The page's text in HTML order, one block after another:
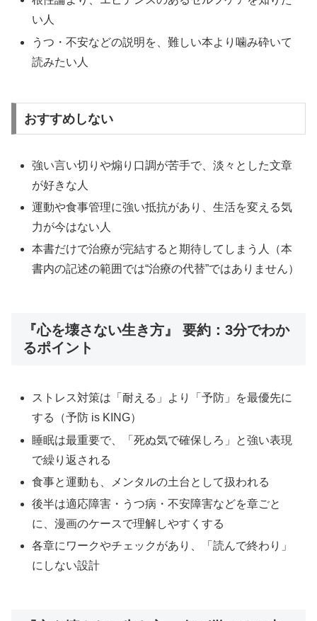
い人
うつ・不安などの説明を、難しい本より噛み砕いて
読みたい人
おすすめしない
強い言い切りや煽り口調が苦手で、淡々とした文章
が好きな人
運動や食事管理に強い抵抗があり、生活を変える気
力が今はない人
本書だけで治療が完結すると期待してしまう人（本
書内の記述の範囲では“治療の代替”ではありません）
『心を壊さない生き方』 要約：3分でわか
るポイント
ストレス対策は「耐える」より「予防」を最優先に
する（予防 is KING）
睡眠は最重要で、「死ぬ気で確保しろ」と強い表現
で繰り返される
食事と運動も、メンタルの土台として扱われる
後半は適応障害・うつ病・不安障害などを章ごと
に、漫画のケースで理解しやすくする
各章にワークやチェックがあり、「読んで終わり」
にしない設計